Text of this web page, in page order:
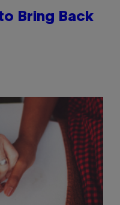
Bring Back